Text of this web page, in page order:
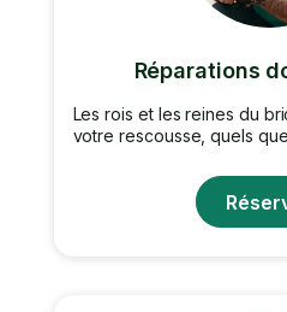
Réparations
Les rois et les reines du
votre rescousse, quels